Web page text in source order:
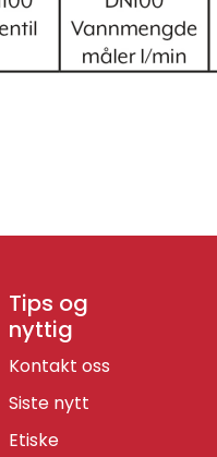
Tips og
nyttig
Kontakt oss
Siste nytt
Etiske